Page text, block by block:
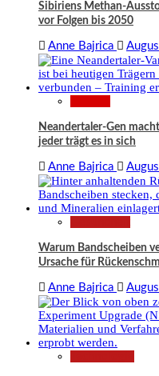
Sibiriens Methan-
vor Folgen bis 2050
Anne Bajrica
Neandertaler-Gen
jeder trägt es in sich
Anne Bajrica
Warum Bandscheiben
Ursache für
Anne Bajrica